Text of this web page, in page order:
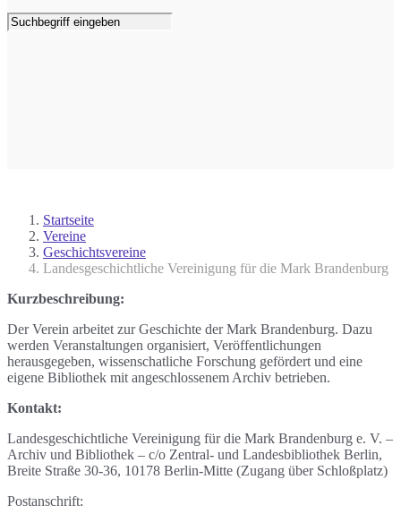
Startseite
Vereine
Geschichtsvereine
Landesgeschichtliche Vereinigung für die Mark Brandenburg
Kurzbeschreibung:
Der Verein arbeitet zur Geschichte der Mark Brandenburg. Dazu
werden Veranstaltungen organisiert, Veröffentlichungen
herausgegeben, wissenschatliche Forschung gefördert und eine
eigene Bibliothek mit angeschlossenem Archiv betrieben.
Kontakt:
Landesgeschichtliche Vereinigung für die Mark Brandenburg e. V. –
Archiv und Bibliothek – c/o Zentral- und Landesbibliothek Berlin,
Breite Straße 30-36, 10178 Berlin-Mitte (Zugang über Schloßplatz)
Postanschrift: